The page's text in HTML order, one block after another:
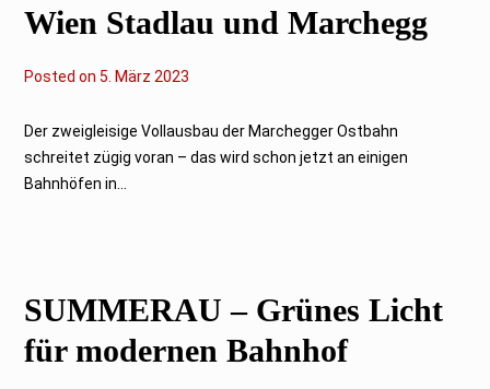
Wien Stadlau und Marchegg
Posted on5
ä
z
2
5. März 2023
Der zweigleisige Vollausbau der Marchegger Ostbahn
schreitet zügig voran – das wird schon jetzt an einigen
Bahnhöfen in...
SUMMERAU – Grünes Licht
für modernen Bahnhof